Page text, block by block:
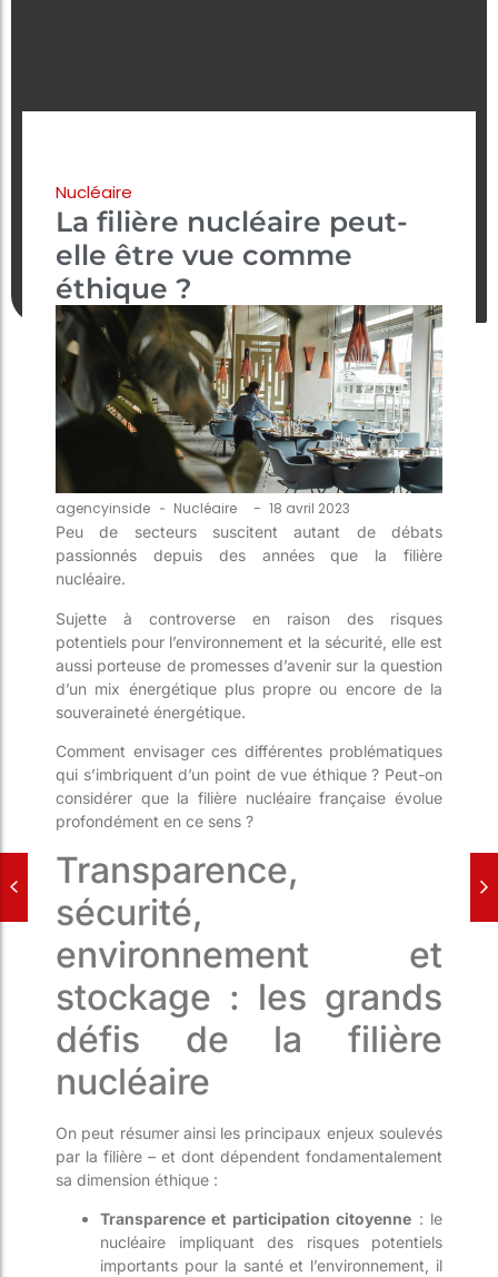
Nucléaire
La filière nucléaire peut-
elle être vue comme
éthique ?
agencyinside - Nucléaire - 18 avril 2023
Peu de secteurs suscitent autant de débats
passionnés depuis des années que la filière
nucléaire.
Sujette à controverse en raison des risques
potentiels pour l’environnement et la sécurité, elle est
aussi porteuse de promesses d’avenir sur la question
d’un mix énergétique plus propre ou encore de la
souveraineté énergétique.
Comment envisager ces différentes problématiques
qui s’imbriquent d’un point de vue éthique ? Peut-on
considérer que la filière nucléaire française évolue
profondément en ce sens ?
Transparence,
sécurité,
environnement et
stockage : les grands
défis de la filière
nucléaire
On peut résumer ainsi les principaux enjeux soulevés
par la filière – et dont dépendent fondamentalement
sa dimension éthique :
Transparence et participation citoyenne : le
nucléaire impliquant des risques potentiels
importants pour la santé et l’environnement, il